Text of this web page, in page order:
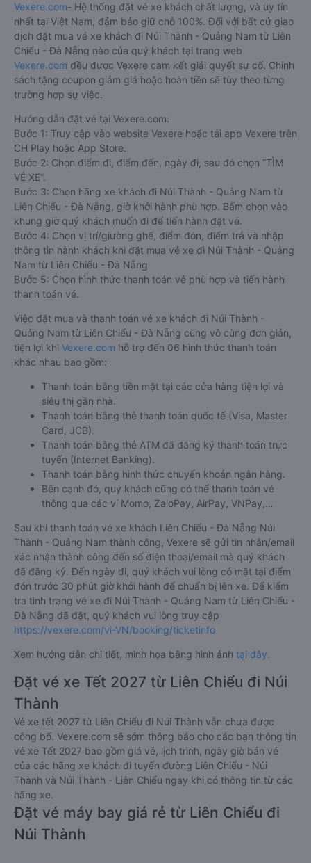
Vexere.com- Hệ thống đặt vé xe khách chất lượng, và uy tín
nhất tại Việt Nam, đảm bảo giữ chỗ 100%. Đối với bất cứ giao
dịch đặt mua vé xe khách đi Núi Thành - Quảng Nam từ Liên
Chiểu - Đà Nẵng nào của quý khách tại trang web
Vexere.com đều được Vexere cam kết giải quyết sự cố. Chính
sách tặng coupon giảm giá hoặc hoàn tiền sẽ tùy theo từng
trường hợp sự việc.
Hướng dẫn đặt vé tại Vexere.com:
Bước 1: Truy cập vào website Vexere hoặc tải app Vexere trên
CH Play hoặc App Store.
Bước 2: Chọn điểm đi, điểm đến, ngày đi, sau đó chọn “TÌM
VÉ XE”.
Bước 3: Chọn hãng xe khách đi Núi Thành - Quảng Nam từ
Liên Chiểu - Đà Nẵng, giờ khởi hành phù hợp. Bấm chọn vào
khung giờ quý khách muốn đi để tiến hành đặt vé.
Bước 4: Chọn vị trí/giường ghế, điểm đón, điểm trả và nhập
thông tin hành khách khi đặt mua vé xe đi Núi Thành - Quảng
Nam từ Liên Chiểu - Đà Nẵng
Bước 5: Chọn hình thức thanh toán vé phù hợp và tiến hành
thanh toán vé.
Việc đặt mua và thanh toán vé xe khách đi Núi Thành -
Quảng Nam từ Liên Chiểu - Đà Nẵng cũng vô cùng đơn giản,
tiện lợi khi Vexere.com hỗ trợ đến 06 hình thức thanh toán
khác nhau bao gồm:
Thanh toán bằng tiền mặt tại các cửa hàng tiện lợi và
siêu thị gần nhà.
Thanh toán bằng thẻ thanh toán quốc tế (Visa, Master
Card, JCB).
Thanh toán bằng thẻ ATM đã đăng ký thanh toán trực
tuyến (Internet Banking).
Thanh toán bằng hình thức chuyển khoản ngân hàng.
Bên cạnh đó, quý khách cũng có thể thanh toán vé
thông qua các ví Momo, ZaloPay, AirPay, VNPay,…
Sau khi thanh toán vé xe khách Liên Chiểu - Đà Nẵng Núi
Thành - Quảng Nam thành công, Vexere sẽ gửi tin nhắn/email
xác nhận thành công đến số điện thoại/email mà quý khách
đã đăng ký. Đến ngày đi, quý khách vui lòng có mặt tại điểm
đón trước 30 phút giờ khởi hành để chuẩn bị lên xe. Để kiểm
tra tình trạng vé xe đi Núi Thành - Quảng Nam từ Liên Chiểu -
Đà Nẵng đã đặt, quý khách vui lòng truy cập
https://vexere.com/vi-VN/booking/ticketinfo
Xem hướng dẫn chi tiết, minh họa bằng hình ảnh tại đây.
Đặt vé xe Tết 2027 từ Liên Chiểu đi Núi
Thành
Vé xe tết 2027 từ Liên Chiểu đi Núi Thành vẫn chưa được
công bố. Vexere.com sẽ sớm thông báo cho các bạn thông tin
vé xe Tết 2027 bao gồm giá vé, lịch trình, ngày giờ bán vé
của các hãng xe khách đi tuyến đường Liên Chiểu - Núi
Thành và Núi Thành - Liên Chiểu ngay khi có thông tin từ các
hãng xe.
Đặt vé máy bay giá rẻ từ Liên Chiểu đi
Núi Thành